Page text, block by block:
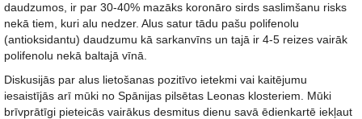
daudzumos, ir par 30-40% mazāks koronāro sirds saslimšanu risks
nekā tiem, kuri alu nedzer. Alus satur tādu pašu polifenolu
(antioksidantu) daudzumu kā sarkanvīns un tajā ir 4-5 reizes vairāk
polifenolu nekā baltajā vīnā.
Diskusijās par alus lietošanas pozitīvo ietekmi vai kaitējumu
iesaistījās arī mūki no Spānijas pilsētas Leonas klosteriem. Mūki
brīvprātīgi pieteicās vairākus desmitus dienu savā ēdienkartē iekļaut